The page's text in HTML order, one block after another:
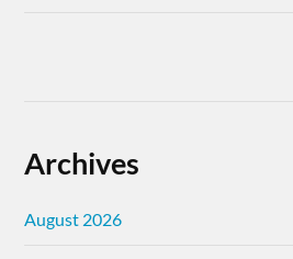
Archives
August 2026